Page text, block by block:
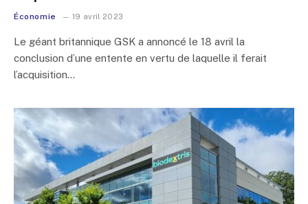
Économie 19 avril 2023
Le géant britannique GSK a annoncé le 18 avril la
conclusion d’une entente en vertu de laquelle il ferait
l’acquisition…